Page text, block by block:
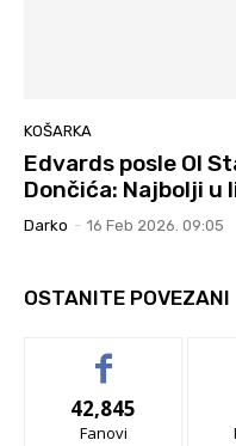
KOŠARKA
Edvards posle Ol
Dončića: Najbolji u
Darko - 16 Feb 2026. 09:05
OSTANITE POVEZANI
42,845
Fanovi